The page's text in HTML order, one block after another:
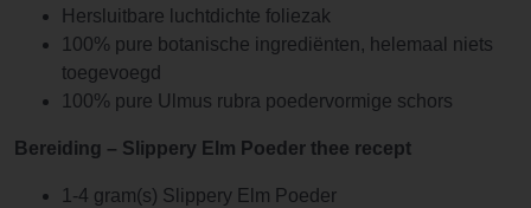
Hersluitbare luchtdichte foliezak
100% pure botanische ingrediënten, helemaal niets
toegevoegd
100% pure Ulmus rubra poedervormige schors
Bereiding – Slippery Elm Poeder thee recept
1-4 gram(s) Slippery Elm Poeder